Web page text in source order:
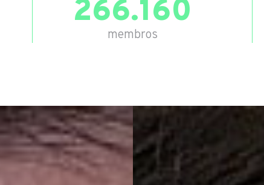
266.160
membros